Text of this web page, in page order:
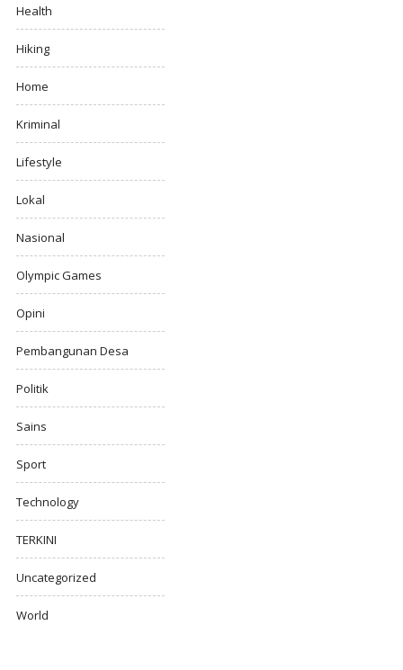
Health
Hiking
Home
Kriminal
Lifestyle
Lokal
Nasional
Olympic Games
Opini
Pembangunan Desa
Politik
Sains
Sport
Technology
TERKINI
Uncategorized
World